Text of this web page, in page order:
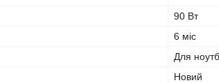
90 Вт
6 міс
Для
Новий